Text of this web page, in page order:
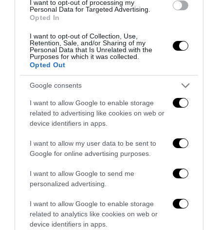
I want to opt-out of processing my
Personal Data for Targeted Advertising.
Opted In
I want to opt-out of Collection, Use,
Retention, Sale, and/or Sharing of my
Personal Data that Is Unrelated with the
Purposes for which it was collected.
Opted Out
Google consents
I want to allow Google to enable storage
related to advertising like cookies on web or
device identifiers in apps.
I want to allow my user data to be sent to
Google for online advertising purposes.
I want to allow Google to send me
personalized advertising.
I want to allow Google to enable storage
related to analytics like cookies on web or
device identifiers in apps.
Senso del sacro, fiuto del gol: Mikel Merino e una
Spagna tornata alle origini
14 Luglio 2026